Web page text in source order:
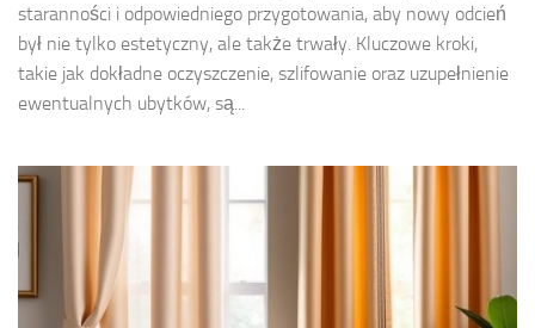
staranności i odpowiedniego przygotowania, aby nowy odcień
był nie tylko estetyczny, ale także trwały. Kluczowe kroki,
takie jak dokładne oczyszczenie, szlifowanie oraz uzupełnienie
ewentualnych ubytków, są...